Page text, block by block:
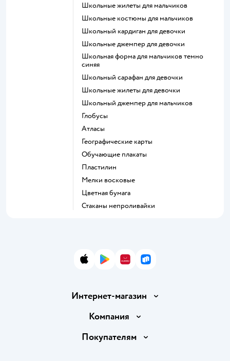
Школьные жилеты для мальчиков
Школьные костюмы для мальчиков
Школьный кардиган для девочки
Школьные джемпер для девочки
Школьная форма для мальчиков темно
синяя
Школьный сарафан для девочки
Школьные жилеты для девочки
Школьный джемпер для мальчиков
Глобусы
Атласы
Географические карты
Обучающие плакаты
Пластилин
Мелки восковые
Цветная бумага
Стаканы непроливайки
App StoreGoogle Play
AppGallery
RuStore
Интернет-магазин
Доставка и оплата
Правила продажи
Компания
Вакансии
Покупателям